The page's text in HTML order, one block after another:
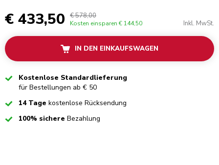
€ 433,50 € 578,00
Kosten einsparen € 144,50 Inkl. MwSt.
IN DEN EINKAUFSWAGEN
CheckedKostenlose Standardlieferung
für Bestellungen ab € 50
Checked14 Tage kostenlose Rücksendung
Checked100% sichere Bezahlung